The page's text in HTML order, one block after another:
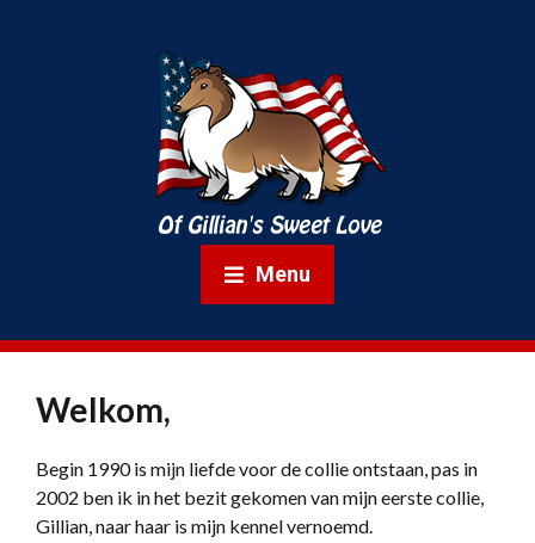
Menu
Welkom,
Begin 1990 is mijn liefde voor de collie ontstaan, pas in
2002 ben ik in het bezit gekomen van mijn eerste collie,
Gillian, naar haar is mijn kennel vernoemd.